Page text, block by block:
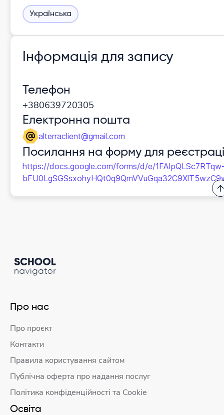
Українська
Інформація для запису
Телефон
+380639720305
Електронна пошта
alterraclient@gmail.com
Посилання на форму для
https://docs.google.com/forms/d/e/
Про нас
Про проєкт
Контакти
Правила користування сайтом
Публічна оферта про надання послуг
Політика конфіденційності та Cookie
Освіта